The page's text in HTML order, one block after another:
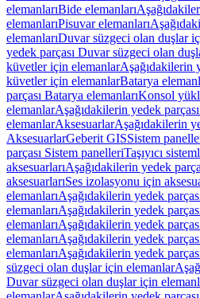
elemanlarıBide elemanları
elemanlarıPisuvar elemanları
elemanlarıDuvar süzgeci olan duşlar
yedek parçası Duvar süzgeci olan
küvetler için elemanlarAşağıdakilerin
küvetler için elemanlarBatarya
parçası Batarya elemanlarıKonsol
elemanlarAşağıdakilerin yedek
elemanlarAksesuarlarAşağıdakilerin
AksesuarlarGeberit GISSistem
parçası Sistem panelleriTaşıyıcı
aksesuarlarıAşağıdakilerin yedek
aksesuarlarıSes izolasyonu için
elemanlarıAşağıdakilerin yedek
elemanlarıAşağıdakilerin yedek
elemanlarıAşağıdakilerin yedek
elemanlarıAşağıdakilerin yedek
elemanlarıAşağıdakilerin yedek
süzgeci olan duşlar için elemanlar
Duvar süzgeci olan duşlar için